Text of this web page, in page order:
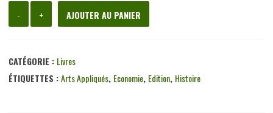
-
de
du
XVIe
+ AJOUTER AU PANIER
CATÉGORIE : Livres
ÉTIQUETTES :Arts Appliqués, Economie, Edition, Histoire